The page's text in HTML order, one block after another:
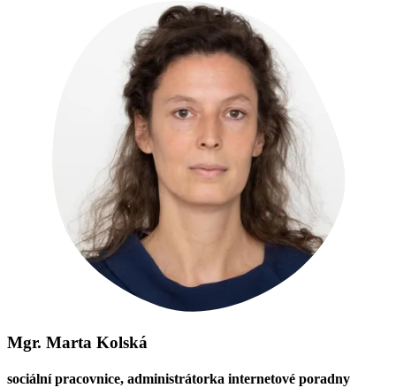
Mgr. Marta Kolská
sociální pracovnice, administrátorka internetové poradny